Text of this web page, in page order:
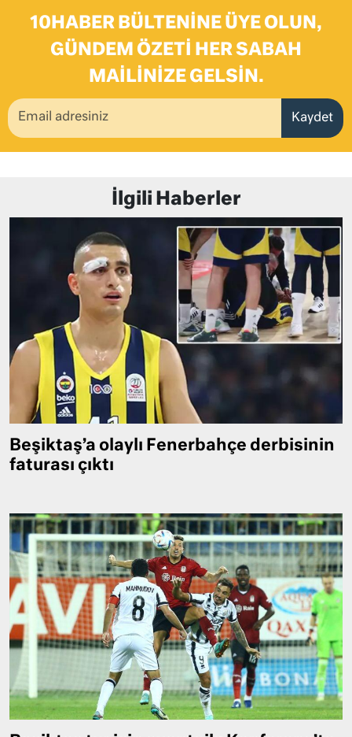
10HABER BÜLTENINE ÜYE OLUN,
GÜNDEM ÖZETI HER SABAH
MAILINIZE GELSIN.
Kaydet
İlgili Haberler
Beşiktaş’a olaylı Fenerbahçe derbisinin
faturası çıktı